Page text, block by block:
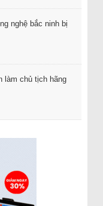
nghệ bắc ninh bị
làm chủ tịch hãng